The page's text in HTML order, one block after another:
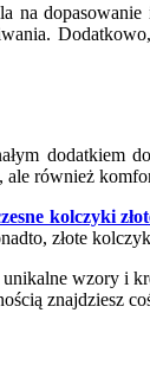
na
dodatkiem
również
kolczyki
złote
wzory
znajdziesz